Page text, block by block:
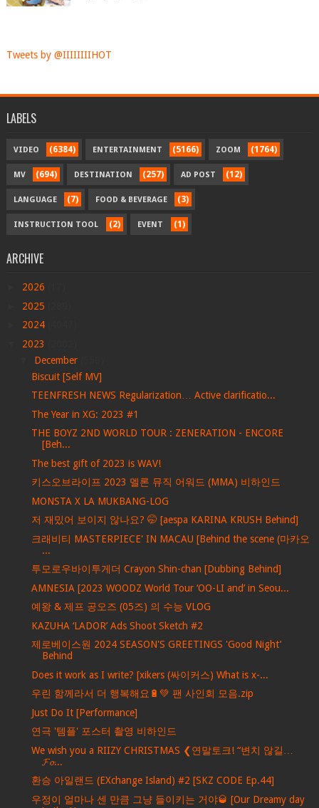
Tweets by @IIIIIIIIHOT
LABELS
VIDEO (6384) ENTERTAINMENT (5166) ZOOM (1764)
MV (694) DESTINATION (257) AD POST (12)
LANGUAGE (7) FOOD & BEVERAGE (3)
INSTRUCTION TOOL (2) EVENT (1)
ARCHIVE
2026
2025
2024
2023
December
Biscuit [Self MV]
TEENFRESH NEWS Regularization… Active clarificatio...
The Year in XG: 2023 #1
THE BOYZ 2ND WORLD TOUR : ZENERATION - ENCORE
[Beh...
The best gift of 2023 is WAV!
키스오브라이프 2023 멜론 뮤직 어워드 (MMA) 비하인드
MONSTA X LA MUKBANG-LOG
저 재밌어 보이지 않나요? 🤭 [aespa KARINA KRUSH Behind]
크래비티 MASTERPIECE' IN MACAU [Behind the scene (마카오
...
투모로우바이투게더 Crayon Shin-chan [Dubbing Behind]
AMNESIA [2023 WOODZ World Tour ‘OO-LI and’ in Seou...
예왕 & 제프 공오즈 (05즈) 의 수능 VLOG
KAZUHA ‘LADOR’ Ads Shoot Sketch #2
제로베이스원 2024 SEASON'S GREETINGS 'Good Night’
Behind
Does it work as I write? [xikers (싸이커스) What is x-...
우린 함께라서 더 행복해요🔋💚 팬 사인회 모음.zip
Just Do It [Performance]
연극 '템플' 포스터 촬영 비하인드
We wish you a RIIZY CHRISTMAS ❮연말토크! “변치 않길…
𝓕𝓸...
환승 아일랜드 (EXchange Island) #2 [SKZ CODE Ep.44]
우정이 얼마나 센 만큼 그냥 들이키는 거야🥃 [Our Dreamy day